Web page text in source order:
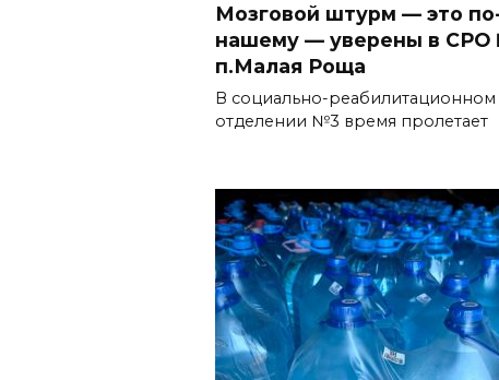
Мозговой штурм — это
нашему — уверены в СРО
п.Малая Роща
В социально-реабилитационном
отделении №3 время пролетает